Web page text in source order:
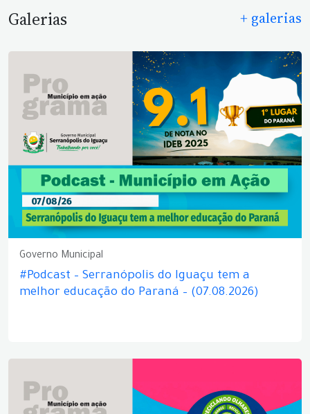
Galerias + galerias
Governo Municipal
#Podcast – Serranópolis do Iguaçu tem a
melhor educação do Paraná – (07.08.2026)